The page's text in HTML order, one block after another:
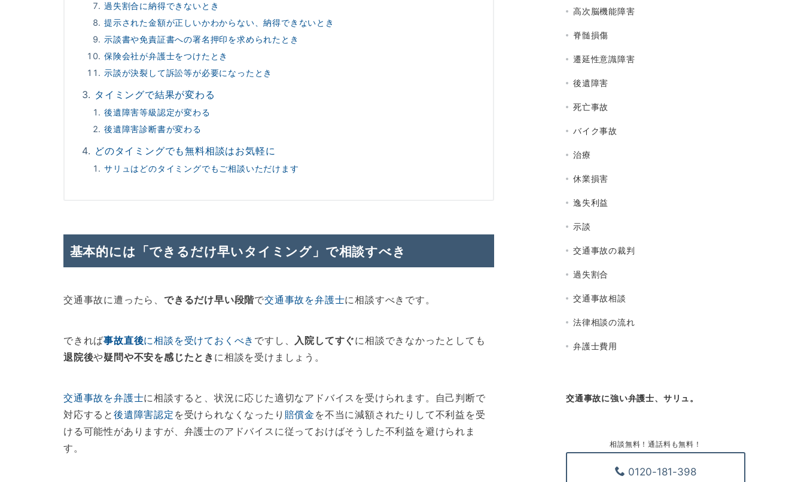
過失割合に納得できないとき
提示された金額が正しいかわからない、納得できないとき
示談書や免責証書への署名押印を求められたとき
保険会社が弁護士をつけたとき
示談が決裂して訴訟等が必要になったとき
タイミングで結果が変わる
後遺障害等級認定が変わる
後遺障害診断書が変わる
どのタイミングでも無料相談はお気軽に
サリュはどのタイミングでもご相談いただけます
基本的には「できるだけ早いタイミング」で相談すべき
交通事故に遭ったら、 できるだけ早い段階で交通事故を弁護士に相談すべきです。
できれば事故直後に相談を受けておくべき ですし、 入院してすぐに相談できなかったとしても
退院後や疑問や不安を感じたとき に相談を受けましょう。
交通事故を弁護士に相談すると、状況に応じた適切なアドバイスを受けられます。自己判断で
対応すると 後遺障害認定 を受けられなくなったり 賠償金 を不当に減額されたりして不利益を受
ける可能性がありますが、弁護士のアドバイスに従っておけばそうした不利益を避けられま
す。
高次脳機能障害
脊髄損傷
遷延性意識障害
後遺障害
死亡事故
バイク事故
治療
休業損害
逸失利益
示談
交通事故の裁判
過失割合
交通事故相談
法律相談の流れ
弁護士費用
交通事故に強い弁護士、サリュ。
相談無料！通話料も無料！
0120-181-398